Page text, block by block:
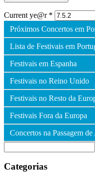
Current ye@r *
Próximos Concertos em
Lista de Festivais em
Festivais em Espanha
Festivais no Reino Unido
Festivais no Resto da
Festivais Fora da Europa
Concertos na Passagem
Categorias